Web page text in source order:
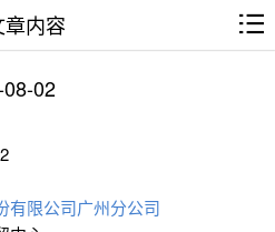
章内容
02
有限公司广州分公司